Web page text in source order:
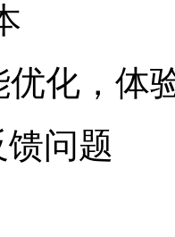
化，体
问题